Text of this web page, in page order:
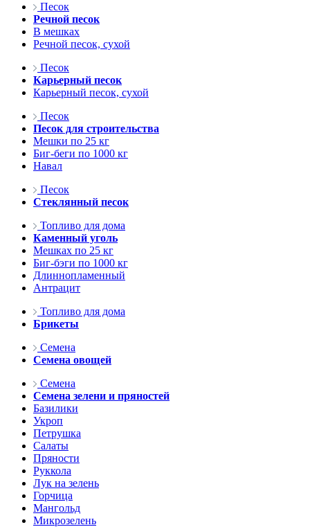
Песок
Речной песок
В мешках
Речной песок, сухой
Песок
Карьерный песок
Карьерный песок, сухой
Песок
Песок для строительства
Мешки по 25 кг
Биг-беги по 1000 кг
Навал
Песок
Стеклянный песок
Топливо для дома
Каменный уголь
Мешках по 25 кг
Биг-бэги по 1000 кг
Длиннопламенный
Антрацит
Топливо для дома
Брикеты
Семена
Семена овощей
Семена
Семена зелени и пряностей
Базилики
Укроп
Петрушка
Салаты
Пряности
Руккола
Лук на зелень
Горчица
Мангольд
Микрозелень